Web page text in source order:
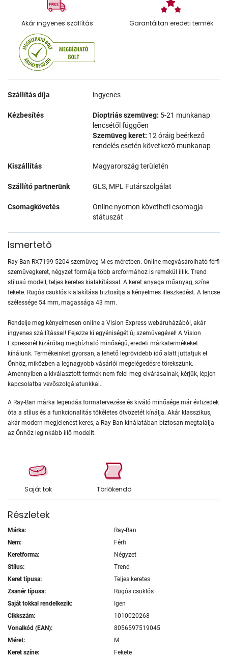
Akár ingyenes szállítás Garantáltan eredeti termék
Szállítás díja ingyenes
Kézbesítés Dioptriás szemüveg: 5-21 munkanap
lencsétől függően
Szemüveg keret: 12 óráig beérkező
rendelés esetén következő munkanap
Kiszállítás Magyarország területén
Szállító partnerünk GLS, MPL Futárszolgálat
Csomagkövetés
Online nyomon követheti csomagja
státuszát
Ismertető
Ray-Ban RX7199 5204 szemüveg M-es méretben. Online megvásárolható férfi
szemüvegkeret, négyzet formája több arcformához is remekül illik. Trend
stílusú modell, teljes keretes kialakítással. A keret anyaga műanyag, színe
fekete. Rugós csuklós kialakítása biztosítja a kényelmes illeszkedést. A lencse
szélessége 54 mm, magassága 43 mm.
Rendelje meg kényelmesen online a Vision Express webáruházából, akár
ingyenes szállítással! Fejezze ki egyéniségét új szemüvegével! A Vision
Expressnél kizárólag megbízható minőségű, eredeti márkatermékeket
kínálunk. Termékeinket gyorsan, a lehető legrövidebb idő alatt juttatjuk el
Önhöz, miközben a legnagyobb vásárlói megelégedésre törekszünk.
Amennyiben a kiválasztott termék nem felel meg elvárásainak, kérjük, lépjen
kapcsolatba vevőszolgálatunkkal.
A Ray-Ban márka legendás formatervezése és kiváló minősége már évtizedek
óta a stílus és a funkcionalitás tökéletes ötvözetét kínálja. Akár klasszikus,
akár modern megjelenést keres, a Ray-Ban kínálatában biztosan megtalálja
az Önhöz leginkább illő modellt.
Saját tok Törlőkendő
Részletek
Márka:
Ray-Ban
Nem:
Férfi
Keretforma:
Négyzet
Stílus:
Trend
Keret típusa:
Teljes keretes
Zsanér típusa:
Rugós csuklós
Saját tokkal rendelkezik:
Igen
Cikkszám:
1010020268
Vonalkód (EAN):
8056597519045
Méret:
M
Keret színe:
Fekete